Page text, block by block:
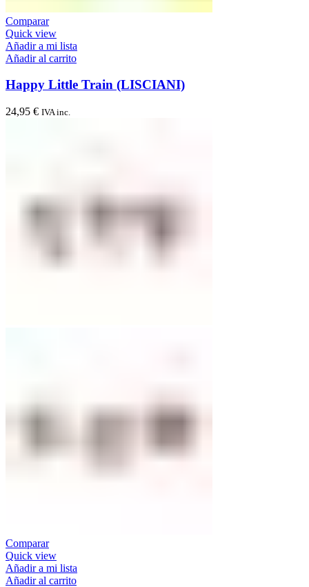
Comparar
Quick view
Añadir a mi lista
Añadir al carrito
Happy Little Train (LISCIANI)
24,95 € IVA inc.
Comparar
Quick view
Añadir a mi lista
Añadir al carrito